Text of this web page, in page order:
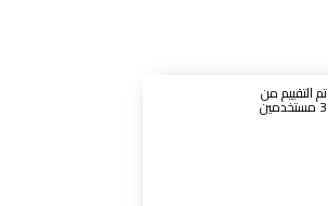
تم التقييم من
3 مستخدمين